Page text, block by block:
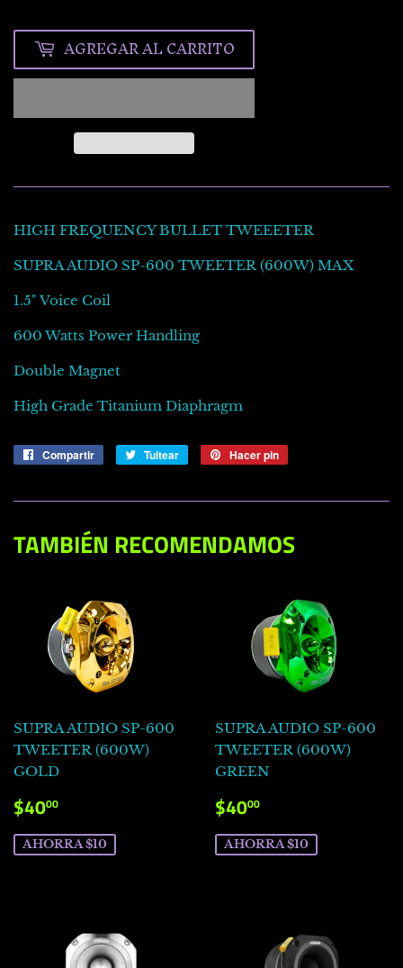
AGREGAR AL CARRITO
HIGH FREQUENCY BULLET TWEEETER
SUPRA AUDIO SP-600 TWEETER (600W) MAX
1.5" Voice Coil
600 Watts Power Handling
Double Magnet
High Grade Titanium Diaphragm
Compartir
CompartirTuitear
Tuitear Hacer pin
TAMBIÉN RECOMENDAMOS
SUPRA AUDIO SP-600
TWEETER (600W)
GOLD
PRECIO
DE
VENTA
$4000
AHORRA $10
SUPRA AUDIO SP-600
TWEETER (600W)
GREEN
PRECIO
DE
VENTA
$4000
AHORRA $10